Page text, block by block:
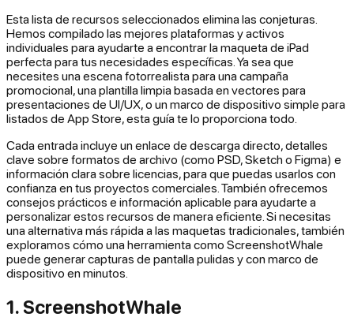
Esta lista de recursos seleccionados elimina las conjeturas.
Hemos compilado las mejores plataformas y activos
individuales para ayudarte a encontrar la maqueta de iPad
perfecta para tus necesidades específicas. Ya sea que
necesites una escena fotorrealista para una campaña
promocional, una plantilla limpia basada en vectores para
presentaciones de UI/UX, o un marco de dispositivo simple para
listados de App Store, esta guía te lo proporciona todo.
Cada entrada incluye un enlace de descarga directo, detalles
clave sobre formatos de archivo (como PSD, Sketch o Figma) e
información clara sobre licencias, para que puedas usarlos con
confianza en tus proyectos comerciales. También ofrecemos
consejos prácticos e información aplicable para ayudarte a
personalizar estos recursos de manera eficiente. Si necesitas
una alternativa más rápida a las maquetas tradicionales, también
exploramos cómo una herramienta como ScreenshotWhale
puede generar capturas de pantalla pulidas y con marco de
dispositivo en minutos.
1. ScreenshotWhale